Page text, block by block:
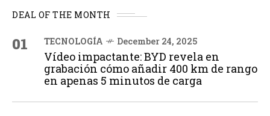
DEAL OF THE MONTH
01 TECNOLOGÍA December 24, 2025
Vídeo impactante: BYD revela en
grabación cómo añadir 400 km de rango
en apenas 5 minutos de carga